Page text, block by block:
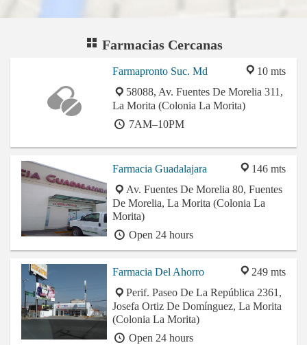
Farmacias Cercanas
10 mts
Farmapronto Suc. Md
58088, Av. Fuentes De Morelia 311,
La Morita (Colonia La Morita)
7AM–10PM
146 mts
Farmacia Guadalajara
Av. Fuentes De Morelia 80, Fuentes
De Morelia, La Morita (Colonia La
Morita)
Open 24 hours
249 mts
Farmacia Del Ahorro
Perif. Paseo De La República 2361,
Josefa Ortiz De Domínguez, La Morita
(Colonia La Morita)
Open 24 hours